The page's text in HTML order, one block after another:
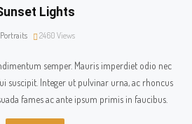
Lights
Portraits 2460 Views
semper. Mauris imperdiet odio nec
suscipit. Integer ut pulvinar urna, ac rhoncus
fames ac ante ipsum primis in faucibus.